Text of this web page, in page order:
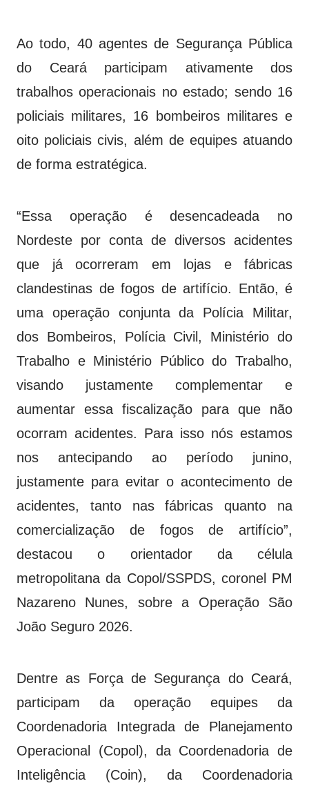
Ao todo, 40 agentes de Segurança Pública
do Ceará participam ativamente dos
trabalhos operacionais no estado; sendo 16
policiais militares, 16 bombeiros militares e
oito policiais civis, além de equipes atuando
de forma estratégica.
“Essa operação é desencadeada no
Nordeste por conta de diversos acidentes
que já ocorreram em lojas e fábricas
clandestinas de fogos de artifício. Então, é
uma operação conjunta da Polícia Militar,
dos Bombeiros, Polícia Civil, Ministério do
Trabalho e Ministério Público do Trabalho,
visando justamente complementar e
aumentar essa fiscalização para que não
ocorram acidentes. Para isso nós estamos
nos antecipando ao período junino,
justamente para evitar o acontecimento de
acidentes, tanto nas fábricas quanto na
comercialização de fogos de artifício”,
destacou o orientador da célula
metropolitana da Copol/SSPDS, coronel PM
Nazareno Nunes, sobre a Operação São
João Seguro 2026.
Dentre as Força de Segurança do Ceará,
participam da operação equipes da
Coordenadoria Integrada de Planejamento
Operacional (Copol), da Coordenadoria de
Inteligência (Coin), da Coordenadoria